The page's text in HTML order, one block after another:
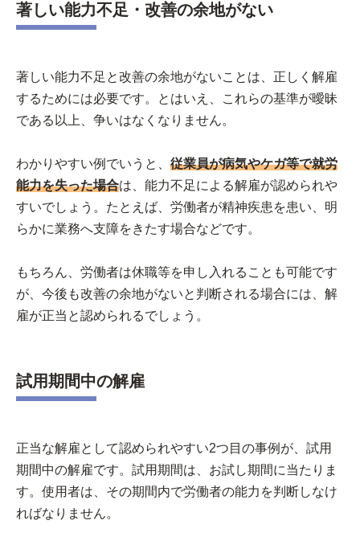
著しい能力不足・改善の余地がない
著しい能力不足と改善の余地がないことは、正しく解雇
するためには必要です。とはいえ、これらの基準が曖昧
である以上、争いはなくなりません。
わかりやすい例でいうと、 従業員が病気やケガ等で就労
能力を失った場合は、能力不足による解雇が認められや
すいでしょう。たとえば、労働者が精神疾患を患い、明
らかに業務へ支障をきたす場合などです。
もちろん、労働者は休職等を申し入れることも可能です
が、今後も改善の余地がないと判断される場合には、解
雇が正当と認められるでしょう。
試用期間中の解雇
正当な解雇として認められやすい2つ目の事例が、試用
期間中の解雇です。試用期間は、お試し期間に当たりま
す。使用者は、その期間内で労働者の能力を判断しなけ
ればなりません。